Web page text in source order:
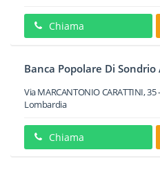
Chiama
Banca Popolare Di
Via MARCANTONIO CARATTINI, 35
Lombardia
Chiama